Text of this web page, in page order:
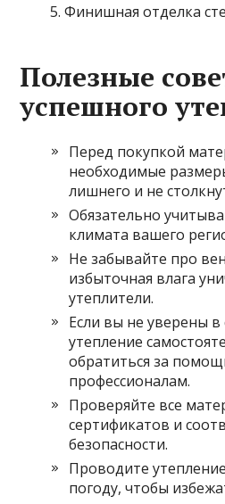
Финишная отделка
Полезные
успешного
Перед покупкой
необходимые
лишнего и не
Обязательно
климата вашего
Не забывайте про
избыточная влага
утеплители.
Если вы не уверены
утепление
обратиться за
профессионалам.
Проверяйте все
сертификатов и
безопасности.
Проводите
погоду, чтобы